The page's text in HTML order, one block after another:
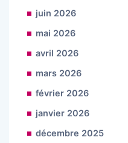
juin 2026
mai 2026
avril 2026
mars 2026
février 2026
janvier 2026
décembre 2025